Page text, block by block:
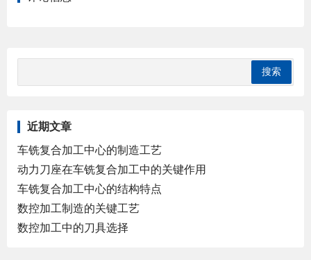
近期文章
车铣复合加工中心的制造工艺
动力刀座在车铣复合加工中的关键作用
车铣复合加工中心的结构特点
数控加工制造的关键工艺
数控加工中的刀具选择